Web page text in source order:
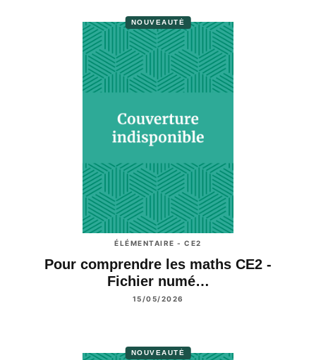
NOUVEAUTÉ
ÉLÉMENTAIRE - CE2
Pour comprendre les maths CE2 -
Fichier numé…
15/05/2026
NOUVEAUTÉ